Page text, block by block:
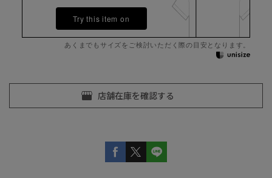
Try this item on
あくまでもサイズをご検討いただく際の目安となります。